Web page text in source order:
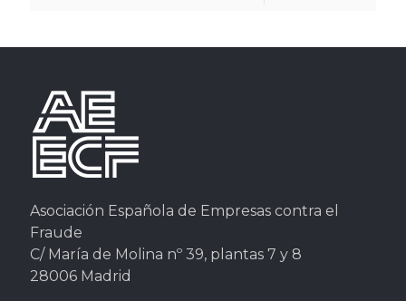
Asociación Española de Empresas contra el
Fraude
C/ María de Molina nº 39, plantas 7 y 8
28006 Madrid